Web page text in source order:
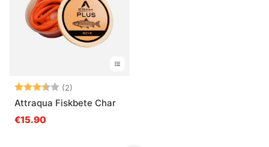
Beoordeling:
(2)
Attraqua Fiskbete Char
€15.90